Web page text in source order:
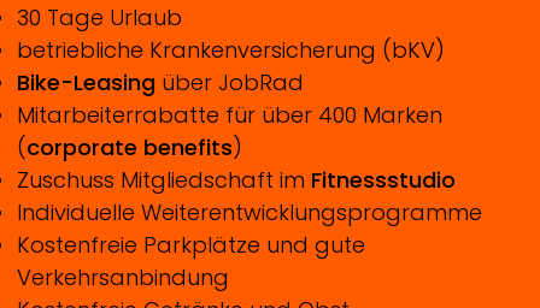
30 Tage Urlaub
betriebliche Krankenversicherung (bKV)
Bike-Leasingüber JobRad
Mitarbeiterrabatte für über 400 Marken
(corporate benefits)
Zuschuss Mitgliedschaft im Fitnessstudio
Individuelle Weiterentwicklungsprogramme
Kostenfreie Parkplätze und gute
Verkehrsanbindung